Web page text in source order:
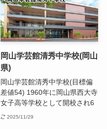
岡山学芸館清秀中学校(岡山
県)
岡山学芸館清秀中学校(目標偏
差値54) 1960年に岡山県西大寺
女子高等学校として開校され6
2025/11/29